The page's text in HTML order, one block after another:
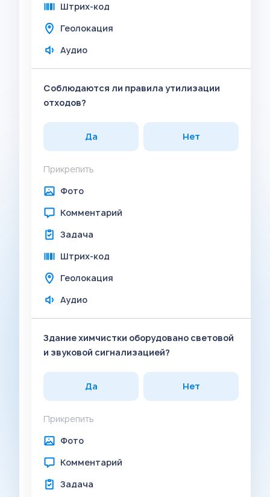
Штрих-код
Геолокация
Аудио
Соблюдаются ли правила утилизации
отходов?
Да Нет
Прикрепить
Фото
Комментарий
Задача
Штрих-код
Геолокация
Аудио
Здание химчистки оборудовано световой
и звуковой сигнализацией?
Да Нет
Прикрепить
Фото
Комментарий
Задача